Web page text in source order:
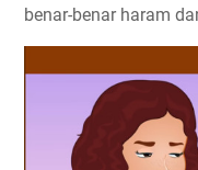
benar-benar haram